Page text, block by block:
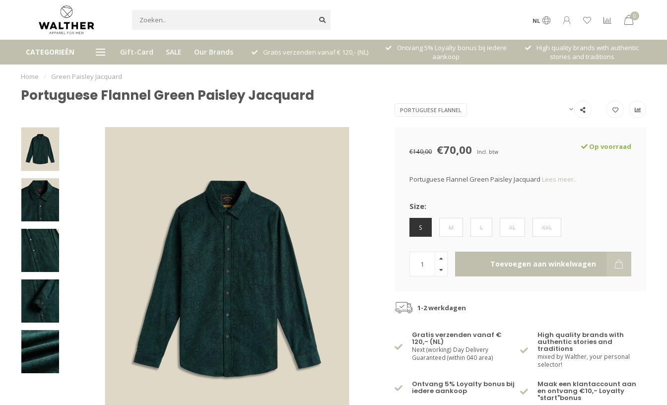
NL
0
CATEGORIEËN Gift-Card SALE Our Brands
quality brands with authentic
stories and traditions
mixed by Walther, your personal
selector!
Gratis verzenden vanaf € 120,- (NL)
Ontvang 5% Loyalty bonus bij iedere
aankoop
High quality brands with authentic
stories and traditions
Home / Green Paisley Jacquard
Portuguese Flannel Green Paisley Jacquard
PORTUGUESE FLANNEL
€140,00 €70,00 Incl. btw
Op voorraad
Portuguese Flannel Green Paisley Jacquard Lees meer..
Size:
S M L XL XXL
Toevoegen aan winkelwagen
1-2 werkdagen
Gratis verzenden vanaf €
120,- (NL)
Next (working) Day Delivery
Guaranteed (within 040 area)
High quality brands with
authentic stories and
traditions
mixed by Walther, your personal
selector!
Ontvang 5% Loyalty bonus bij
iedere aankoop
Maak een klantaccount aan
en ontvang €10,- Loyalty
"start"bonus